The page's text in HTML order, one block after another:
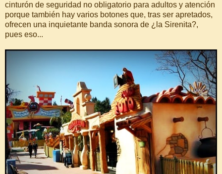
cinturón de seguridad no obligatorio para adultos y atención
porque también hay varios botones que, tras ser apretados,
ofrecen una inquietante banda sonora de ¿la Sirenita?,
pues eso...